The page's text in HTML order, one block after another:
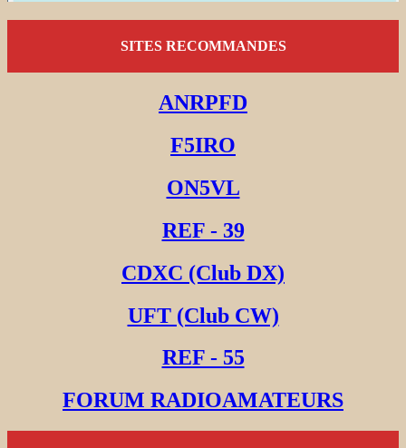
SITES RECOMMANDES
ANRPFD
F5IRO
ON5VL
REF - 39
CDXC (Club DX)
UFT (Club CW)
REF - 55
FORUM RADIOAMATEURS